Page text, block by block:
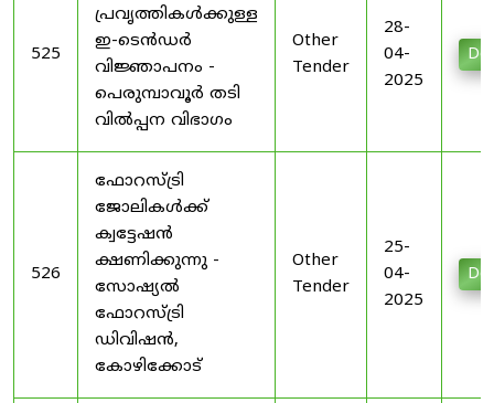
525
പ്രവൃത്തികൾക്കുള്ള
ഇ-ടെൻഡർ
വിജ്ഞാപനം -
പെരുമ്പാവൂർ തടി
വിൽപ്പന വിഭാഗം
Other
Tender
28-
04-
2025
526
ഫോറസ്ട്രി
ജോലികൾക്ക്
ക്വട്ടേഷൻ
ക്ഷണിക്കുന്നു -
സോഷ്യൽ
ഫോറസ്ട്രി
ഡിവിഷൻ,
കോഴിക്കോട്
Other
Tender
25-
04-
2025